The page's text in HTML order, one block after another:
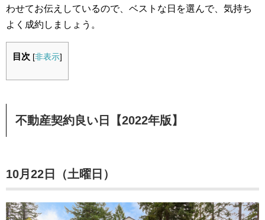
わせてお伝えしているので、ベストな日を選んで、気持ち
よく成約しましょう。
目次 [非表示]
不動産契約良い日【2022年版】
10月22日（土曜日）